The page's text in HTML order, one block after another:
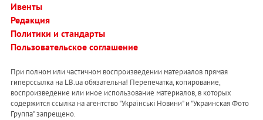
Ивенты
Редакция
Политики и стандарты
Пользовательское соглашение
При полном или частичном воспроизведении материалов прямая
гиперссылка на LB.ua обязательна! Перепечатка, копирование,
воспроизведение или иное использование материалов, в которых
содержится ссылка на агентство "Українськi Новини" и "Украинская Фото
Группа" запрещено.